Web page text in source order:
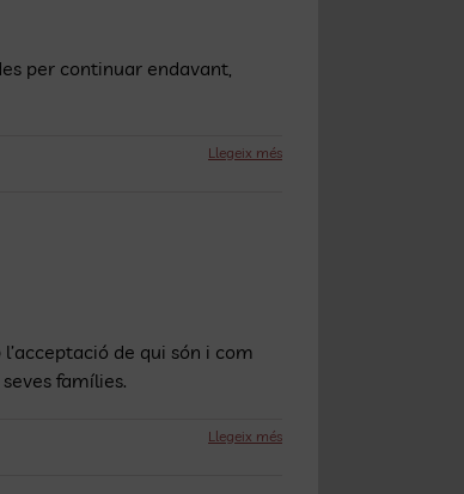
per continuar endavant,
Llegeix més
de qui són i com
famílies.
Llegeix més